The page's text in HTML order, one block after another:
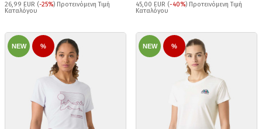
26,99 EUR (-25%) Προτεινόμενη Τιμή
Καταλόγου
45,00 EUR (-40%) Προτεινόμενη Τιμή
Καταλόγου
NEW % NEW %